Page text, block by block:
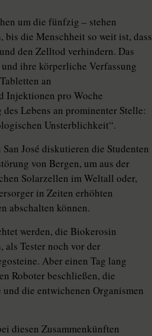
um die fünfzig – stehen
die Menschheit so weit ist, dass
den Zelltod verhindern. Das
ihre körperliche Verfassung
an
Injektionen pro Woche
Lebens an prominenter Stelle:
Unsterblichkeit“.
José diskutieren die Studenten
von Bergen, um aus der
Solarzellen im Weltall oder,
in Zeiten erhöhten
abschalten können.
werden, die Biokerosin
Tester noch vor der
Aber einen Tag lang
Roboter beschließen, die
die entwichenen Organismen
diesen Zusammenkünften